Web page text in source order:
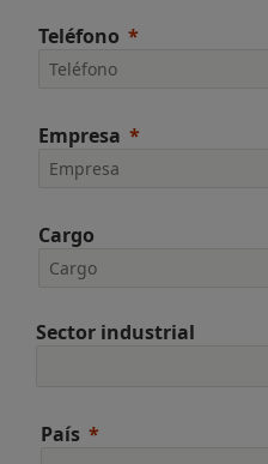
Teléfono
Empresa
Cargo
Sector industrial
País